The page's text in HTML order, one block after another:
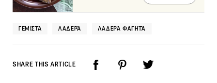
ΓΕΜΙΣΤΆ ΛΑΔΕΡΆ ΛΑΔΕΡΆ ΦΑΓΗΤΆ
SHARE THIS ARTICLE